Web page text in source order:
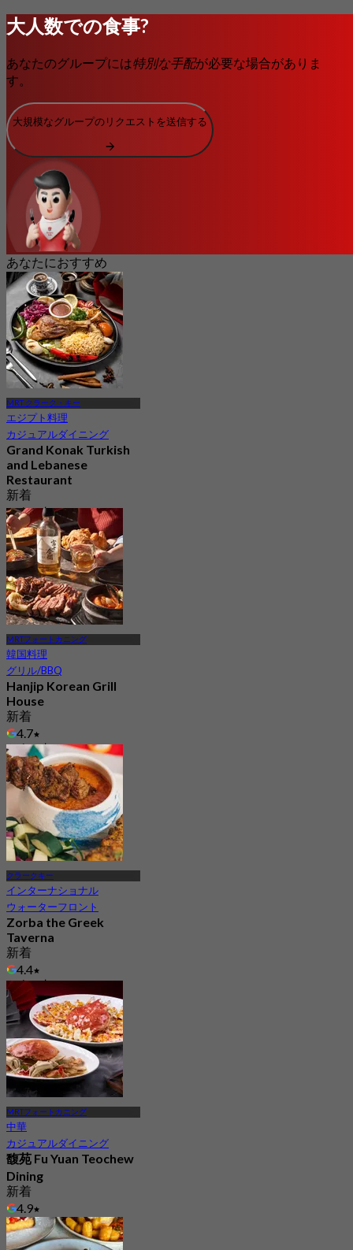
大人数での食事?
あなたのグループには特別な手配が必要な場合がありま
す。
大規模なグループのリクエストを送信する
あなたにおすすめ
MRT クラーク・キー
エジプト料理
カジュアルダイニング
Grand Konak Turkish
and Lebanese
Restaurant
新着
からS$ 39.5
MRTフォートカニング
韓国料理
グリル/BBQ
Hanjip Korean Grill
House
新着
4.7
からS$ 64
クラークキー
インターナショナル
ウォーターフロント
Zorba the Greek
Taverna
新着
4.4
からS$ 36
MRTフォートカニング
中華
カジュアルダイニング
馥苑 Fu Yuan Teochew
Dining
新着
4.9
からS$ 62.5